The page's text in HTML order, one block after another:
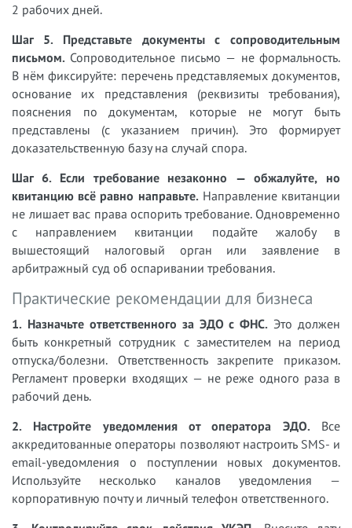
2 рабочих дней.
Шаг 5. Представьте документы с сопроводительным
письмом. Сопроводительное письмо — не формальность.
В нём фиксируйте: перечень представляемых документов,
основание их представления (реквизиты требования),
пояснения по документам, которые не могут быть
представлены (с указанием причин). Это формирует
доказательственную базу на случай спора.
Шаг 6. Если требование незаконно — обжалуйте, но
квитанцию всё равно направьте. Направление квитанции
не лишает вас права оспорить требование. Одновременно
с направлением квитанции подайте жалобу в
вышестоящий налоговый орган или заявление в
арбитражный суд об оспаривании требования.
Практические рекомендации для бизнеса
1. Назначьте ответственного за ЭДО с ФНС. Это должен
быть конкретный сотрудник с заместителем на период
отпуска/болезни. Ответственность закрепите приказом.
Регламент проверки входящих — не реже одного раза в
рабочий день.
2. Настройте уведомления от оператора ЭДО. Все
аккредитованные операторы позволяют настроить SMS- и
email-уведомления о поступлении новых документов.
Используйте несколько каналов уведомления —
корпоративную почту и личный телефон ответственного.